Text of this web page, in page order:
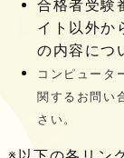
合格者受験
イト以外か
の内容につ
コンピュータ
関するお問い
さい。